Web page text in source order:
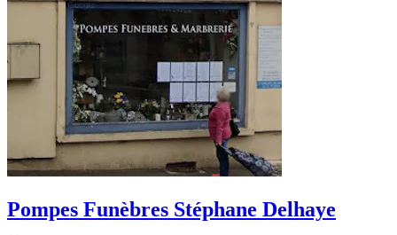
Pompes Funèbres Stéphane Delhaye